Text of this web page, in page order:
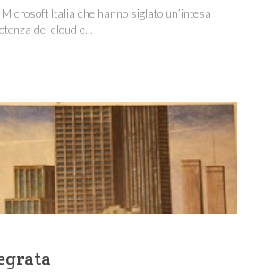
Italia che hanno siglato un’intesa
del cloud e...